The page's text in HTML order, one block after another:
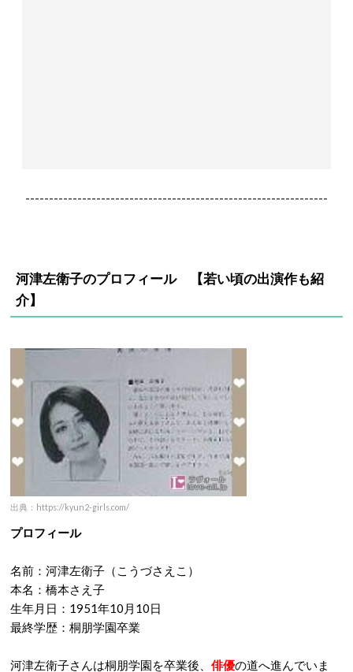
----------------------------------------------------------------
河津左衛子のプロフィール 【若い頃の出演作も紹
介】
出典：https://kyun2-girls.com/
プロフィール
名前：河津左衛子（こうづさえこ）
本名：橋本さえ子
生年月日：1951年10月10日
最終学歴：桐朋学園卒業
河津左衛子さんは桐朋学園を卒業後、 俳優の道へ進んでいま